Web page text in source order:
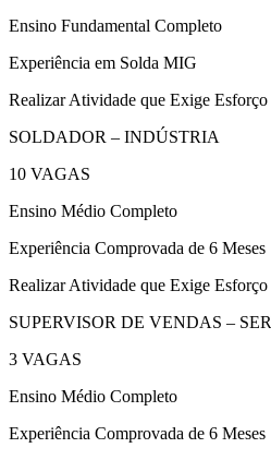
Ensino Fundamental Completo
Experiência em Solda MIG
Realizar Atividade que Exige
SOLDADOR – INDÚSTRIA
10 VAGAS
Ensino Médio Completo
Experiência Comprovada de 6 Meses
Realizar Atividade que Exige
SUPERVISOR DE VENDAS –
3 VAGAS
Ensino Médio Completo
Experiência Comprovada de 6 Meses